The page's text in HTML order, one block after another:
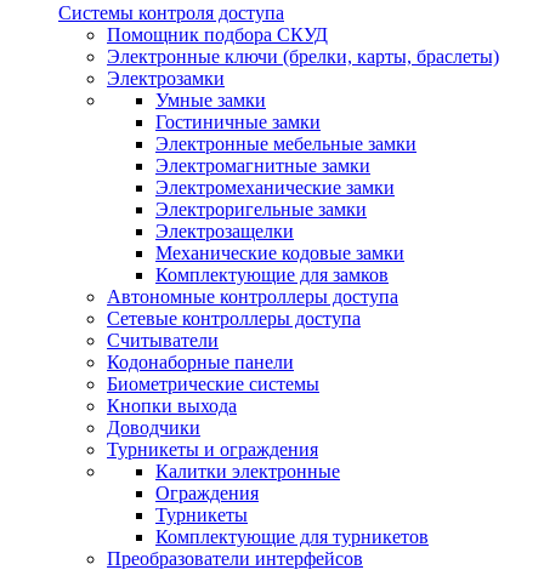
Системы контроля доступа
Помощник подбора СКУД
Электронные ключи (брелки, карты, браслеты)
Электрозамки
Умные замки
Гостиничные замки
Электронные мебельные замки
Электромагнитные замки
Электромеханические замки
Электроригельные замки
Электрозащелки
Механические кодовые замки
Комплектующие для замков
Автономные контроллеры доступа
Сетевые контроллеры доступа
Считыватели
Кодонаборные панели
Биометрические системы
Кнопки выхода
Доводчики
Турникеты и ограждения
Калитки электронные
Ограждения
Турникеты
Комплектующие для турникетов
Преобразователи интерфейсов